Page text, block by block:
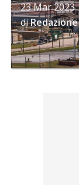
23 Mar 2023
diRedazione